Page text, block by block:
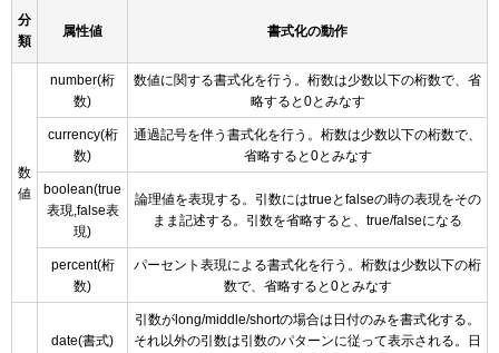
分
類
属性値 書式化の動作
数
値
number(桁
数)
数値に関する書式化を行う。桁数は少数以下の桁数で、省
略すると0とみなす
currency(桁
数)
通過記号を伴う書式化を行う。桁数は少数以下の桁数で、
省略すると0とみなす
boolean(true
表現,false表
現)
論理値を表現する。引数にはtrueとfalseの時の表現をその
まま記述する。引数を省略すると、true/falseになる
percent(桁
数)
パーセント表現による書式化を行う。桁数は少数以下の桁
数で、省略すると0とみなす
date(書式)
引数がlong/middle/shortの場合は日付のみを書式化する。
それ以外の引数は引数のパターンに従って表示される。日